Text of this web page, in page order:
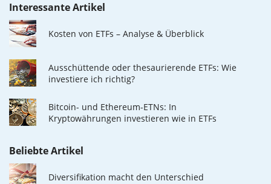
Interessante Artikel
Kosten von ETFs – Analyse & Überblick
Ausschüttende oder thesaurierende ETFs: Wie
investiere ich richtig?
Bitcoin- und Ethereum-ETNs: In
Kryptowährungen investieren wie in ETFs
Beliebte Artikel
Diversifikation macht den Unterschied